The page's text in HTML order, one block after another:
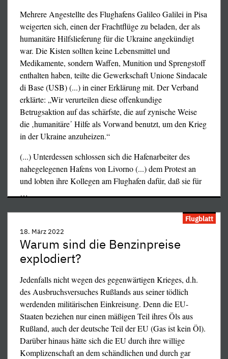
Kriegsgefangener (liegt auf dem Boden): "Also, an der
linken Seite ..."
Kameramann (packt liegenden Gefangenen am Sack, den
dieser über dem Kopf hat): "Wo?"
der linken Seite."
Kameramann: "Linke Seite – wo genau?" (lässt
Gefangenen wieder hinunter, jemand stößt den
schon!" (zieht den Sack vom Kopf des Gefangenen,
dessen Gesicht voller frischen oder verkrusteten Blutes ist)
"Sprich lauter, du Schlampe!"
Stimme im Hintergrund: "Wer hat Verwandte in der
Ukraine, ihr Homos?"
Kameramann: "Woher kommst du? Rede."
(Gefangener ist nicht ansprechbar, flüstert unhörbar)
Kameramann: "Woher, frag ich?" (er schreit) "Sag schon,
woher?!" (dann ruhig) "Er hat das Bewusstsein verloren."
Mehrere Angestellte des Flughafens Galileo Galilei in Pisa
weigerten sich, einen der Frachtflüge zu beladen, der als
humanitäre Hilfslieferung für die Ukraine angekündigt
war. Die Kisten sollten keine Lebensmittel und
Medikamente, sondern Waffen, Munition und Sprengstoff
enthalten haben, teilte die Gewerkschaft Unione Sindacale
di Base (USB) (...) in einer Erklärung mit. Der Verband
erklärte: „Wir verurteilen diese offenkundige
Betrugsaktion auf das schärfste, die auf zynische Weise
die ‚humanitäre᾽ Hilfe als Vorwand benutzt, um den Krieg
in der Ukraine anzuheizen.“
(...) Unterdessen schlossen sich die Hafenarbeiter des
nahegelegenen Hafens von Livorno (...) dem Protest an
und lobten ihre Kollegen am Flughafen dafür, daß sie für
…
Flugblatt
18. März 2022
Warum sind die Benzinpreise
explodiert?
Jedenfalls nicht wegen des gegenwärtigen Krieges, d.h.
des Ausbruchsversuches Rußlands aus seiner tödlich
werdenden militärischen Einkreisung. Denn die EU-
Staaten beziehen nur einen mäßigen Teil ihres Öls aus
Rußland, auch der deutsche Teil der EU (Gas ist kein Öl).
Darüber hinaus hätte sich die EU durch ihre willige
Komplizenschaft an dem schändlichen und durch gar